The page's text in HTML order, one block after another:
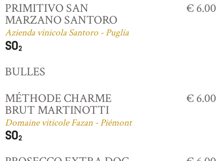
PRIMITIVO SAN
MARZANO SANTORO
Azienda vinicola Santoro - Puglia
€ 6.00
BULLES
MÉTHODE CHARME
BRUT MARTINOTTI
Domaine viticole Fazan - Piémont
€ 6.00